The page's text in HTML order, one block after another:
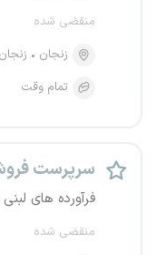
منقضی شده
زنجان
زنجان
تمام وقت
سرپرست
فرآورده های
منقضی شده